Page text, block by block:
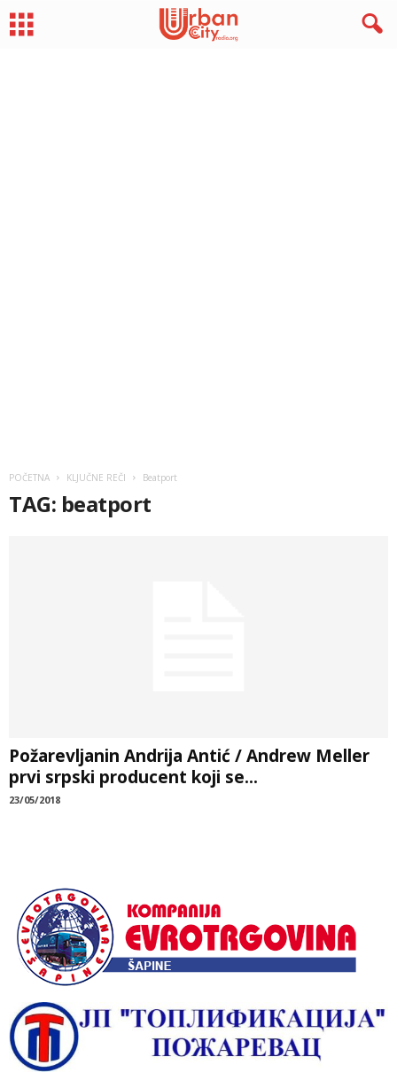
POČETNA KLJUČNE REČI Beatport
TAG: beatport
Požarevljanin Andrija Antić / Andrew Meller
prvi srpski producent koji se...
23/05/2018